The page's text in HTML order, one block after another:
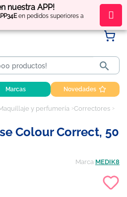
nuestra APP!
en pedidos superiores a
puntos por tus compras

Marcas Novedades
y perfumería Correctores
Colour Correct, 50
Marca MEDIK8